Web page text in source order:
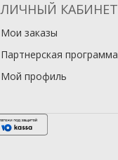
ЛИЧНЫЙ КАБИНЕТ
Мои заказы
Партнерская программа
Мой профиль